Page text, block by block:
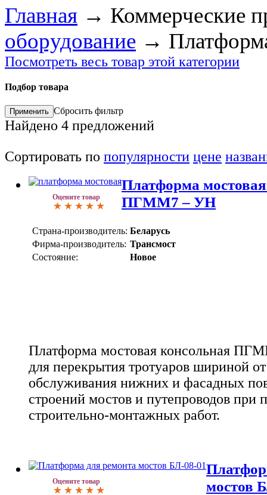
Главная → Коммерческие
оборудование →
Посмотреть весь товар этой категории
Подбор товара
Сбросить фильтр
Найдено 4 предложений
Сортировать по популярности цене
Оцените товар
Платформа
ПГММ7 – УН
Страна-производитель: Беларусь
Фирма-производитель: Трансмост
Состояние:
Новое
Платформа мостовая консольная
для перекрытия тротуаров шириной
обслуживания нижних и фасадных
строений мостов и путепроводов при
строительно-монтажных работ.
Оцените товар
мостов